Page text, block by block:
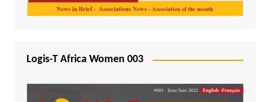
Logis-T Africa Women 003